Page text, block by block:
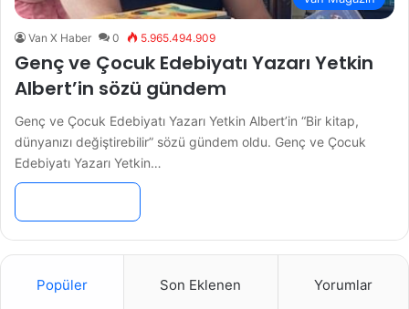
Van X Haber 0 5.965.494.909
Genç ve Çocuk Edebiyatı Yazarı Yetkin
Albert’in sözü gündem
Genç ve Çocuk Edebiyatı Yazarı Yetkin Albert’in “Bir kitap,
dünyanızı değiştirebilir” sözü gündem oldu. Genç ve Çocuk
Edebiyatı Yazarı Yetkin…
Popüler Son Eklenen Yorumlar